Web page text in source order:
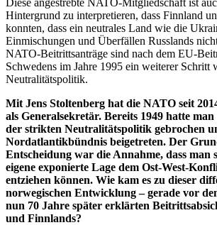
Hintergrund zu interpretieren, dass Finnland
konnten, dass ein neutrales Land wie die
Einmischungen und Überfällen Russlands
NATO-Beitrittsanträge sind nach dem EU-
Schwedens im Jahre 1995 ein weiterer Schritt
Neutralitätspolitik.
Mit Jens Stoltenberg hat die NATO seit
als Generalsekretär. Bereits 1949 hatte
der strikten Neutralitätspolitik gebrochen
Nordatlantikbündnis beigetreten. Der
Entscheidung war die Annahme, dass man
eigene exponierte Lage dem Ost-West-
entziehen können. Wie kam es zu dieser
norwegischen Entwicklung – gerade vor
nun 70 Jahre später erklärten
und Finnlands?